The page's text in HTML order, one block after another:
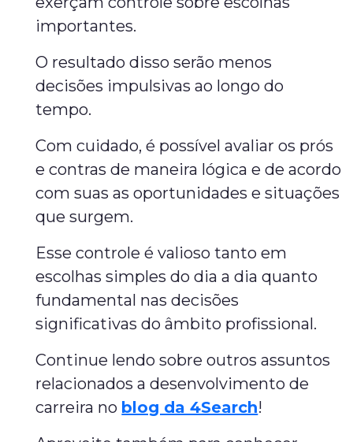
importantes.
O resultado disso serão menos
decisões impulsivas ao longo do
tempo.
Com cuidado, é possível avaliar os prós
e contras de maneira lógica e de acordo
com suas as oportunidades e situações
que surgem.
Esse controle é valioso tanto em
escolhas simples do dia a dia quanto
fundamental nas decisões
significativas do âmbito profissional.
Continue lendo sobre outros assuntos
relacionados a desenvolvimento de
carreira no blog da 4Search!